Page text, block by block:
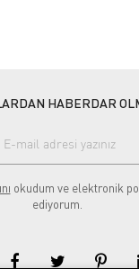
HABERDAR
okudum ve elektronik
ediyorum.